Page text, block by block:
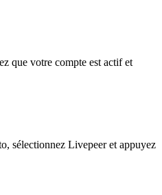
que votre compte est actif et
sélectionnez Livepeer et appuyez